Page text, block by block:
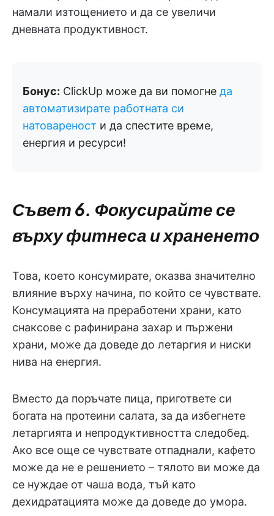
намали изтощението и да се увеличи
дневната продуктивност.
Бонус: ClickUp може да ви помогне да
автоматизирате работната си
натовареност и да спестите време,
енергия и ресурси!
Съвет 6. Фокусирайте се
върху фитнеса и храненето
Това, което консумирате, оказва значително
влияние върху начина, по който се чувствате.
Консумацията на преработени храни, като
снаксове с рафинирана захар и пържени
храни, може да доведе до летаргия и ниски
нива на енергия.
Вместо да поръчате пица, пригответе си
богата на протеини салата, за да избегнете
летаргията и непродуктивността следобед.
Ако все още се чувствате отпаднали, кафето
може да не е решението – тялото ви може да
се нуждае от чаша вода, тъй като
дехидратацията може да доведе до умора.